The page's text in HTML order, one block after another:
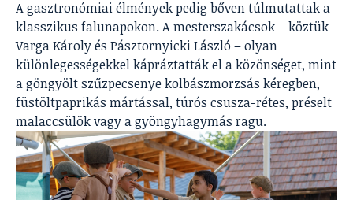
A gasztronómiai élmények pedig bőven túlmutattak a
klasszikus falunapokon. A mesterszakácsok – köztük
Varga Károly és Pásztornyicki László – olyan
különlegességekkel kápráztatták el a közönséget, mint
a göngyölt szűzpecsenye kolbászmorzsás kéregben,
füstöltpaprikás mártással, túrós csusza-rétes, préselt
malaccsülök vagy a gyöngyhagymás ragu.